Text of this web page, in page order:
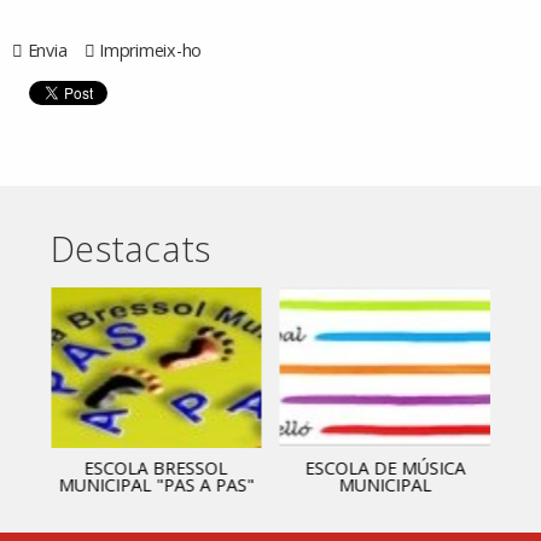
Envia Imprimeix-ho
Destacats
ESCOLA BRESSOL
MUNICIPAL "PAS A PAS"
ESCOLA DE MÚSICA
MUNICIPAL